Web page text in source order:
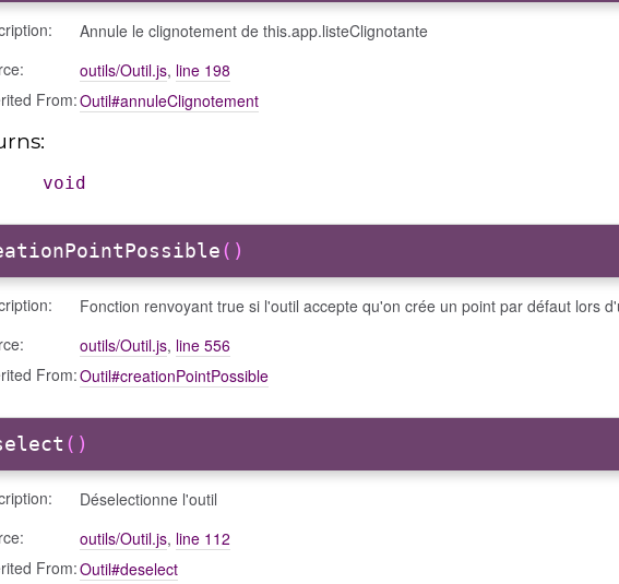
Annule le clignotement de this.app.listeClignotante
outils/Outil.js, line 198
From:Outil#annuleClignotement
void
()
Fonction renvoyant true si l'outil accepte qu'on crée un point par défaut lors
outils/Outil.js, line 556
From:Outil#creationPointPossible
()
Déselectionne l'outil
outils/Outil.js, line 112
From:Outil#deselect